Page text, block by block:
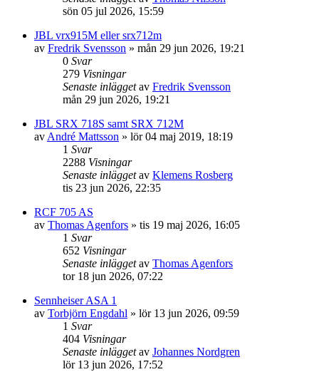
sön 05 jul 2026, 15:59
JBL vrx915M eller srx712m
av Fredrik Svensson » mån 29 jun 2026, 19:21
0 Svar
279 Visningar
Senaste inläggetav Fredrik Svensson
mån 29 jun 2026, 19:21
JBL SRX 718S samt SRX 712M
avAndré Mattsson » lör 04 maj 2019, 18:19
1 Svar
2288 Visningar
Senaste inläggetav Klemens Rosberg
tis 23 jun 2026, 22:35
RCF 705 AS
av Thomas Agenfors » tis 19 maj 2026, 16:05
1 Svar
652 Visningar
Senaste inläggetav Thomas Agenfors
tor 18 jun 2026, 07:22
Sennheiser ASA 1
av Torbjörn Engdahl » lör 13 jun 2026, 09:59
1 Svar
404 Visningar
Senaste inläggetav Johannes Nordgren
lör 13 jun 2026, 17:52